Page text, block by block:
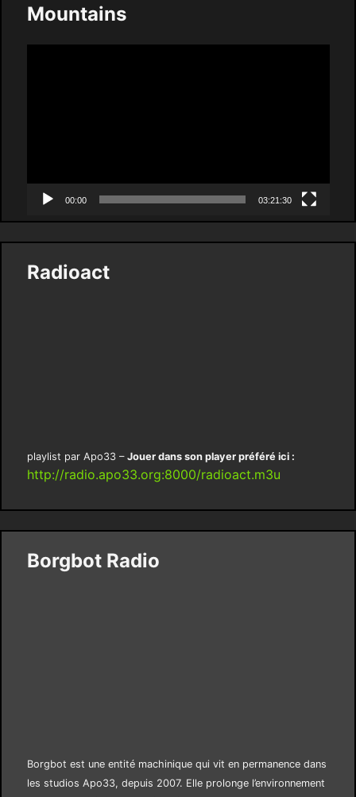
Mountains
00:00 03:21:30
Radioact
playlist par Apo33 – Jouer dans son player préféré ici :
http://radio.apo33.org:8000/radioact.m3u
Borgbot Radio
Borgbot est une entité machinique qui vit en permanence dans
les studios Apo33, depuis 2007. Elle prolonge l’environnement